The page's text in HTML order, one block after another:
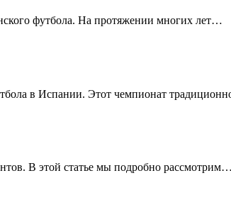
футбола. На протяжении многих лет…
в Испании. Этот чемпионат
В этой статье мы подробно рассмотрим…